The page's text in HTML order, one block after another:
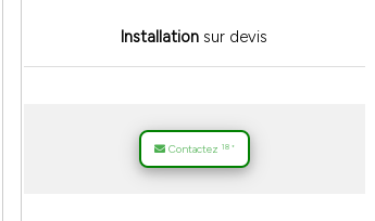
Installation sur devis
Contactez 18 *